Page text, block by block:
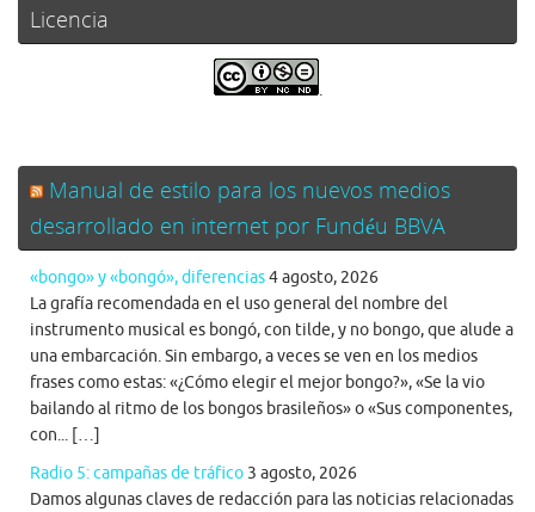
Licencia
.
Manual de estilo para los nuevos medios
desarrollado en internet por Fundéu BBVA
«bongo» y «bongó», diferencias4 agosto, 2026
La grafía recomendada en el uso general del nombre del
instrumento musical es bongó, con tilde, y no bongo, que alude a
una embarcación. Sin embargo, a veces se ven en los medios
frases como estas: «¿Cómo elegir el mejor bongo?», «Se la vio
bailando al ritmo de los bongos brasileños» o «Sus componentes,
con... […]
Radio 5: campañas de tráfico 3 agosto, 2026
Damos algunas claves de redacción para las noticias relacionadas